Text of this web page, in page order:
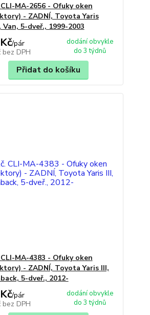
MA-2656 - Ofuky oken
- ZADNÍ, Toyota Yaris
Van, 5-dveř., 1999-2003
/pár
bez DPH
dodání obvykle
do 3 týdnů
Přidat do košíku
MA-4383 - Ofuky oken
- ZADNÍ, Toyota Yaris III,
5-dveř., 2012-
/pár
bez DPH
dodání obvykle
do 3 týdnů